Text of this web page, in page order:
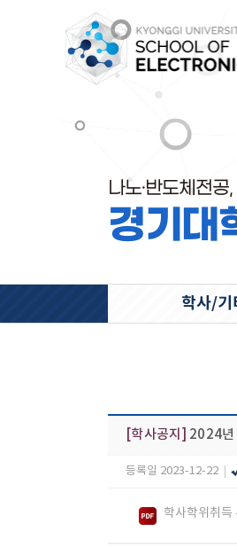
나노·반도체전
경기대
학사/기
[학사공지] 2024년
등록일 2023-12-22
학사학위취